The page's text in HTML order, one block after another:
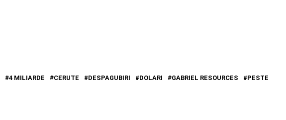
4 MILIARDE CERUTE DESPAGUBIRI DOLARI GABRIEL RESOURCES
PESTE